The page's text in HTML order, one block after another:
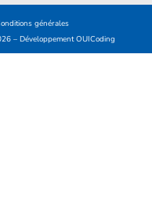
générales
– DéveloppementOUICoding